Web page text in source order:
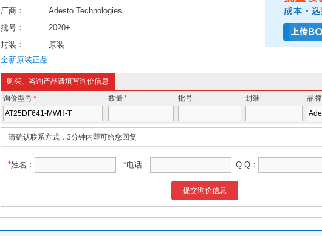
厂商：
Adesto Technologies
批号：
2020+
封装：
原装
全新原装正品
购买、咨询产品请填写询价信息
询价型号* 数量* 批号 封装 品牌
请确认联系方式，3分钟内即可给您回复
*姓名： *电话： Q Q：
提交询价信息